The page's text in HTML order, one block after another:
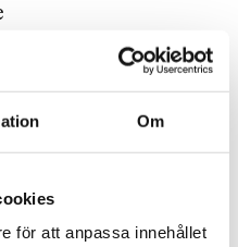
Om
för att anpassa innehållet
Båstad